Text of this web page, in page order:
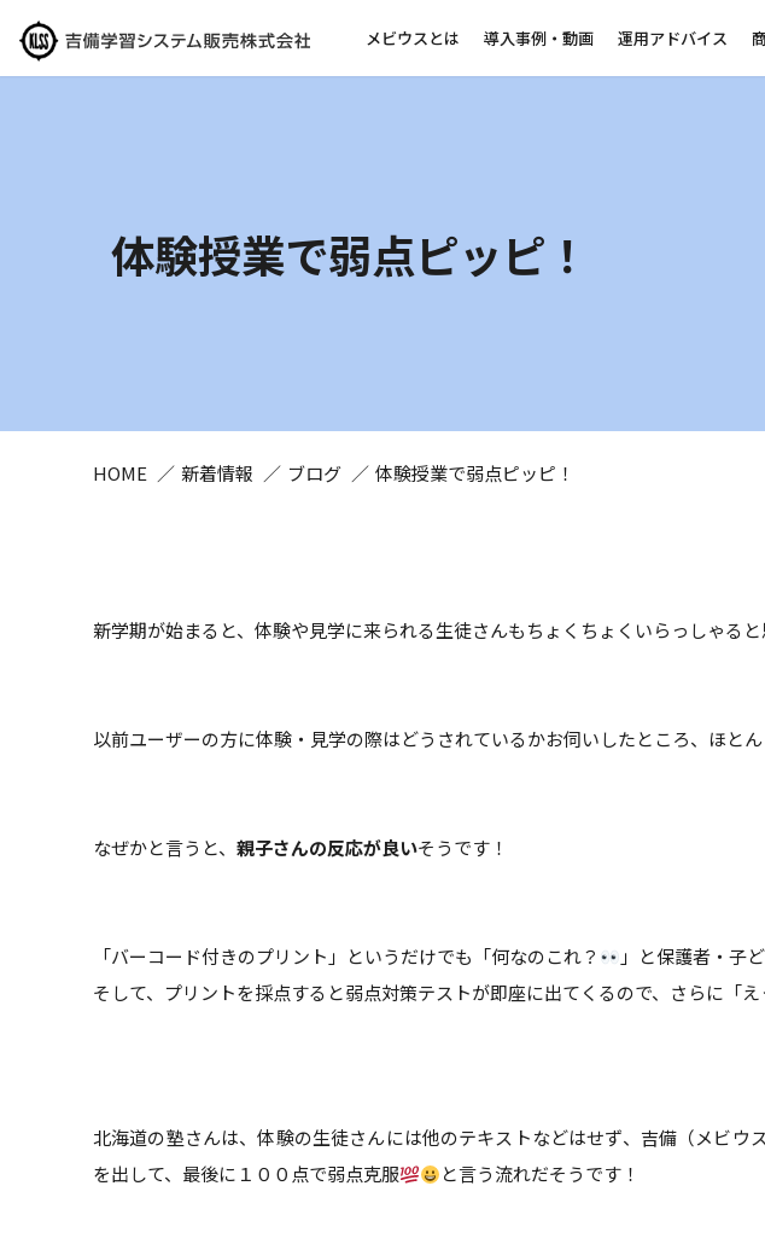
メビウスとは 導入事例・動画 運用アドバイス
体験授業で弱点ピッピ！
HOME 新着情報 ブログ 体験授業で弱点ピッピ！
新学期が始まると、体験や見学に来られる生徒さんもちょくちょくいらっしゃると
以前ユーザーの方に体験・見学の際はどうされているかお伺いしたところ、ほと
なぜかと言うと、 親子さんの反応が良いそうです！
「バーコード付きのプリント」というだけでも「何なのこれ？
」と保護者・子
そして、プリントを採点すると弱点対策テストが即座に出てくるので、さらに「え
北海道の塾さんは、体験の生徒さんには他のテキストなどはせず、吉備（メビ
を出して、最後に１００点で弱点克服
と言う流れだそうです！